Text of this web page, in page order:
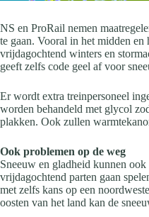
NS en ProRail nemen
te gaan. Vooral in het midden
vrijdagochtend winters en
geeft zelfs code geel af voor
Er wordt extra treinpersoneel
worden behandeld met glycol
plakken. Ook zullen
Ook problemen op de weg
Sneeuw en gladheid kunnen
vrijdagochtend parten gaan
met zelfs kans op een
oosten van het land kan de